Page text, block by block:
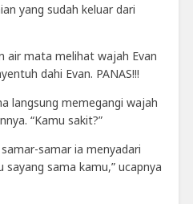
yang sudah keluar dari
air mata melihat wajah Evan
dahi Evan. PANAS!!!
langsung memegangi wajah
“Kamu sakit?”
samar ia menyadari
sayang sama kamu,” ucapnya